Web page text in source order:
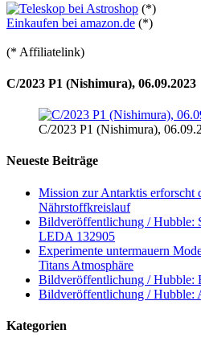
(*)
Einkaufen bei amazon.de (*)
(* Affiliatelink)
C/2023 P1 (Nishimura), 06.09.2023
C/2023 P1 (Nishimura),
Neueste Beiträge
Mission zur Antarktis erforscht
Nährstoffkreislauf
Bildveröffentlichung / Hubble:
LEDA 132905
Experimente untermauern
Titans Atmosphäre
Bildveröffentlichung / Hubble:
Bildveröffentlichung / Hubble:
Kategorien